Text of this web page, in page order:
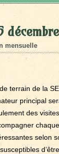
mensuelle
terrain de la
principal
des
selon